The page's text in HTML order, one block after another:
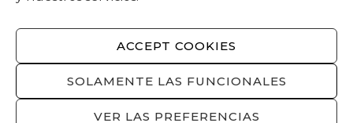
ACCEPT COOKIES
SOLAMENTE LAS FUNCIONALES
VER LAS PREFERENCIAS
© 2026 - Foment del Treball Nacional
de privacidad /Política de cookies